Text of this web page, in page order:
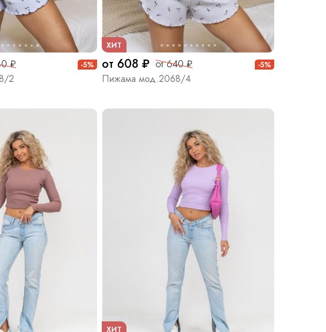
₽ -5%
2
ХИТ
от 608 ₽ от 640 ₽ -5%
Пижама мод.2068/4
ХИТ